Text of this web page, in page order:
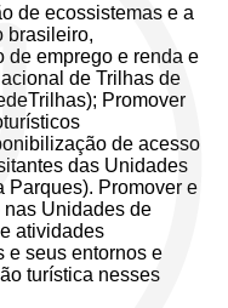
de ecossistemas e a
brasileiro,
de emprego e renda e
de Trilhas de
Promover
de acesso
das Unidades
Parques). Promover e
nas Unidades de
atividades
e seus entornos e
turística nesses